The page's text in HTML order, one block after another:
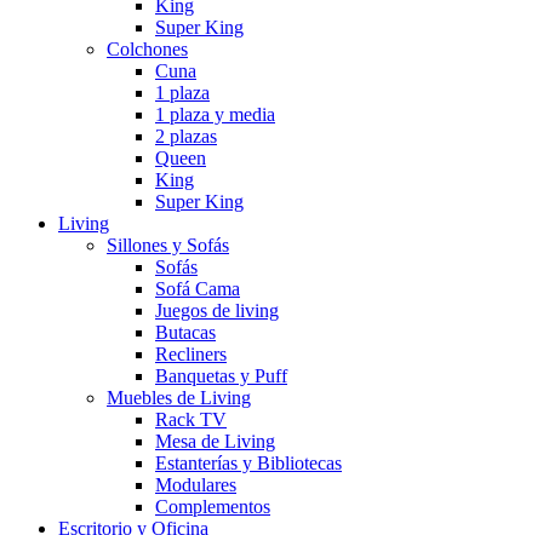
King
Super King
Colchones
Cuna
1 plaza
1 plaza y media
2 plazas
Queen
King
Super King
Living
Sillones y Sofás
Sofás
Sofá Cama
Juegos de living
Butacas
Recliners
Banquetas y Puff
Muebles de Living
Rack TV
Mesa de Living
Estanterías y Bibliotecas
Modulares
Complementos
Escritorio y Oficina